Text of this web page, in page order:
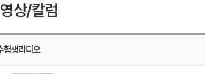
상/칼럼
험생라디오